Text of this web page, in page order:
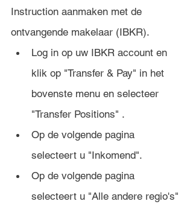
Instruction aanmaken met de
ontvangende makelaar (IBKR).
Log in op uw IBKR account en
klik op "Transfer & Pay" in het
bovenste menu en selecteer
"Transfer Positions" .
Op de volgende pagina
selecteert u "Inkomend".
Op de volgende pagina
selecteert u "Alle andere regio's"